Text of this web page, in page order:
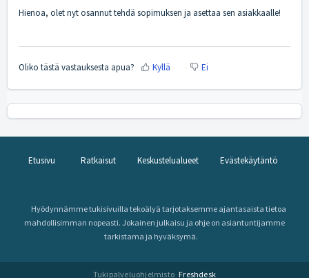
Hienoa, olet nyt osannut tehdä sopimuksen ja asettaa sen asiakkaalle!
Oliko tästä vastauksesta apua? Kyllä Ei
Etusivu Ratkaisut Keskustelualueet Evästekäytäntö
Hyödynnämme tukisivuilla tekoälyä tarjotaksemme ajantasaista tietoa
mahdollisimman nopeasti. Jokainen julkaisu ja ohje on asiantuntijamme
tarkistama ja hyväksymä.
Tukipalveluohjelmisto Freshdesk